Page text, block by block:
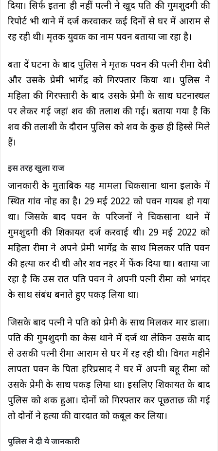
दिया। सिर्फ इतना ही नहीं पत्नी ने खुद पति की गुमशुदगी की
रिपोर्ट भी थाने में दर्ज करवाकर कई दिनों से घर में आराम से
रह रही थी। मृतक युवक का नाम पवन बताया जा रहा है।
बता दें घटना के बाद पुलिस ने मृतक पवन की पत्नी रीमा देवी
और उसके प्रेमी भागेंद्र को गिरफ्तार किया था। पुलिस ने
महिला की गिरफ्तारी के बाद उसके प्रेमी के साथ घटनास्थल
पर लेकर गई जहां शव की तलाश की गई। बताया गया है कि
शव की तलाशी के दौरान पुलिस को शव के कुछ ही हिस्से मिले
हैं।
इस तरह खुला राज
जानकारी के मुताबिक यह मामला चिकसाना थाना इलाके में
स्थित गांव नोह का है। 29 मई 2022 को पवन गायब हो गया
था। जिसके बाद पवन के परिजनों ने चिकसाना थाने में
गुमशुदगी की शिकायत दर्ज करवाई थी। 29 मई 2022 को
महिला रीमा ने अपने प्रेमी भागेंद्र के साथ मिलकर पति पवन
की हत्या कर दी थी और शव नहर में फेंक दिया था। बताया जा
रहा है कि उस रात पति पवन ने अपनी पत्नी रीमा को भगंदर
के साथ संबंध बनाते हुए पकड़ लिया था।
जिसके बाद पत्नी ने पति को प्रेमी के साथ मिलकर मार डाला।
पति की गुमशुदगी का केस थाने में दर्ज था लेकिन उसके बाद
से उसकी पत्नी रीमा आराम से घर में रह रही थी। विगत महीने
लापता पवन के पिता हरिप्रसाद ने घर में अपनी बहू रीमा को
उसके प्रेमी के साथ पकड़ लिया था। इसलिए शिकायत के बाद
पुलिस को शक हुआ। दोनों को गिरफ्तार कर पूछताछ की गई
तो दोनों ने हत्या की वारदात को कबूल कर लिया।
पुलिस ने दी ये जानकारी